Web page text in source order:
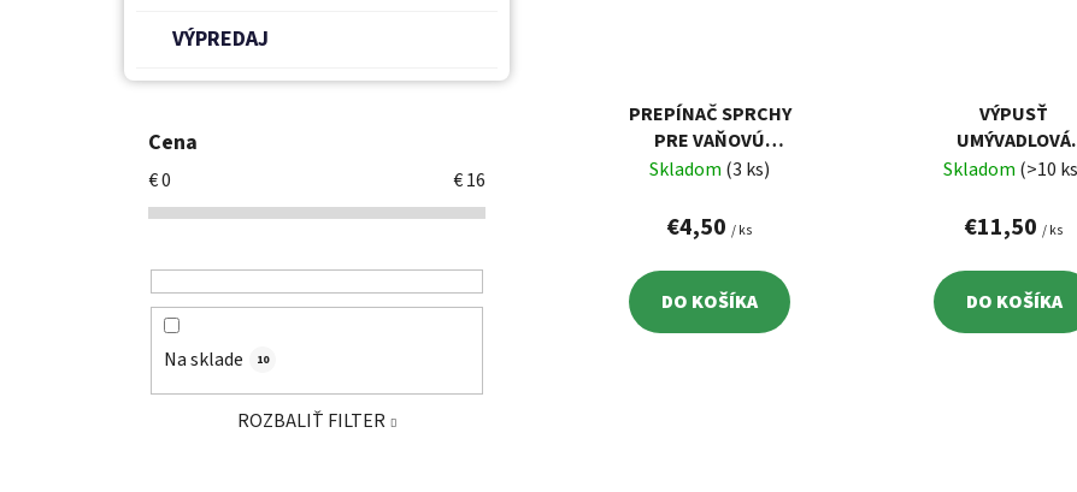
VÝPREDAJ
Cena
€0 €16
Na sklade 10
ROZBALIŤ FILTER
PREPÍNAČ SPRCHY
PRE VAŇOVÚ
BATÉRIU, LESKLÝ
Skladom (3 ks)
€4,50/ ks
DO KOŠÍKA
VÝPUSŤ
UMÝVADLOVÁ
CLICK-CLACK
Skladom (>10
€11,50/ ks
DO KOŠÍKA